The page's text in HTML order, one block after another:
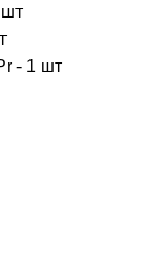
шт
- 1 шт